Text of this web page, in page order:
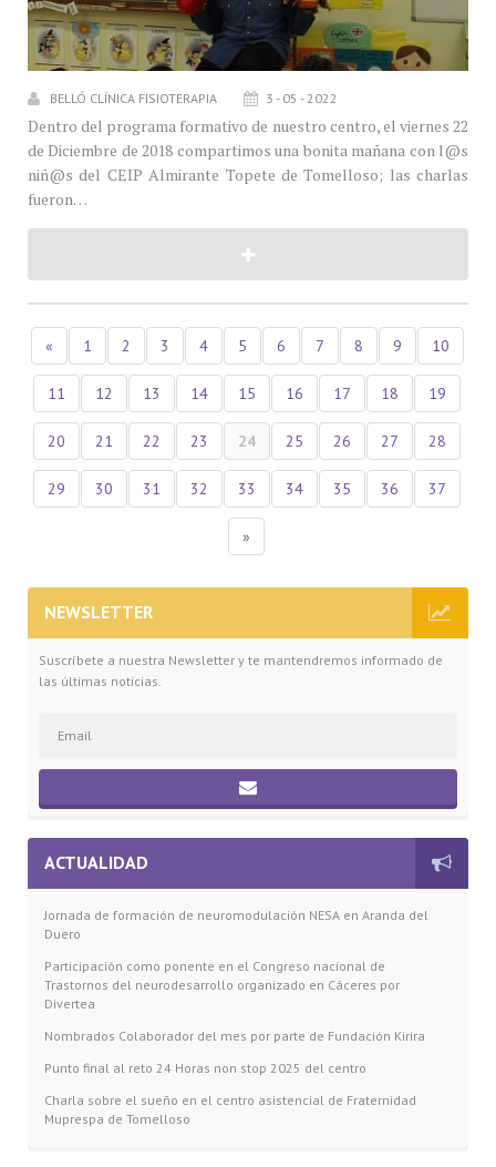
BELLÓ CLÍNICA FISIOTERAPIA 3 - 05 - 2022
Dentro del programa formativo de nuestro centro, el viernes 22
de Diciembre de 2018 compartimos una bonita mañana con l@s
niñ@s del CEIP Almirante Topete de Tomelloso; las charlas
fueron…
« 1 2 3 4 5 6 7 8 9 10
11 12 13 14 15 16 17 18 19
20 21 22 23 24 25 26 27 28
29 30 31 32 33 34 35 36 37
»
NEWSLETTER
Suscríbete a nuestra Newsletter y te mantendremos informado de
las últimas noticias.
ACTUALIDAD
Jornada de formación de neuromodulación NESA en Aranda del
Duero
Participación como ponente en el Congreso nacional de
Trastornos del neurodesarrollo organizado en Cáceres por
Divertea
Nombrados Colaborador del mes por parte de Fundación Kirira
Punto final al reto 24 Horas non stop 2025 del centro
Charla sobre el sueño en el centro asistencial de Fraternidad
Muprespa de Tomelloso